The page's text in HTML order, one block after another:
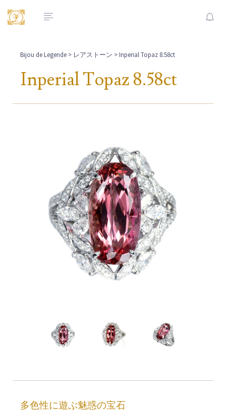
Bijou de Legende > レアストーン > Inperial Topaz 8.58ct
Inperial Topaz 8.58ct
多色性に遊ぶ魅惑の宝石